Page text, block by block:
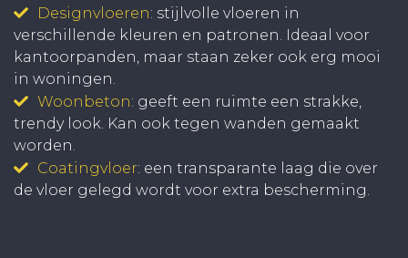
Designvloeren: stijlvolle vloeren in
verschillende kleuren en patronen. Ideaal voor
kantoorpanden, maar staan zeker ook erg mooi
in woningen.
Woonbeton: geeft een ruimte een strakke,
trendy look. Kan ook tegen wanden gemaakt
worden.
Coatingvloer: een transparante laag die over
de vloer gelegd wordt voor extra bescherming.